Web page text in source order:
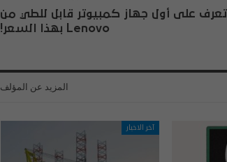
تعرف على أول جهاز كمبيوتر قابل للطي من
Lenovo بهذا السعر!
المزيد عن المؤلف
آخر الاخبار